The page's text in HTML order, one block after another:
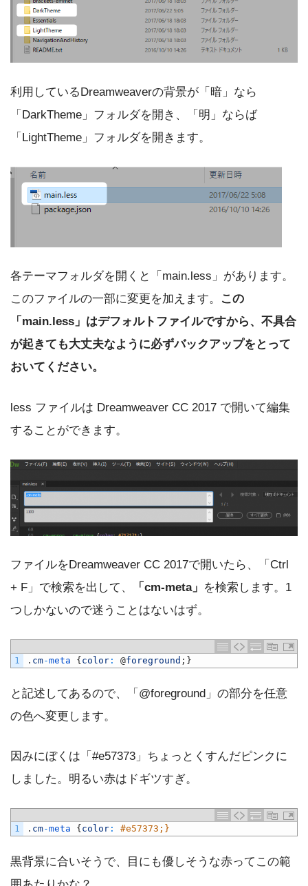
利用しているDreamweaverの背景が「暗」なら
「DarkTheme」フォルダを開き、「明」ならば
「LightTheme」フォルダを開きます。
各テーマフォルダを開くと「main.less」があります。
このファイルの一部に変更を加えます。
この
「main.less」はデフォルトファイルですから、不具合
が起きても大丈夫なように必ずバックアップをとって
おいてください。
less ファイルは Dreamweaver CC 2017 で開いて編集
することができます。
ファイルをDreamweaver CC 2017で開いたら、「Ctrl
+ F」で検索を出して、
「cm-meta」 を検索します。1
つしかないので迷うことはないはず。
1 . cm-meta {color : @foreground ; }
と記述してあるので、「@foreground」の部分を任意
の色へ変更します。
因みにぼくは「#e57373」ちょっとくすんだピンクに
しました。明るい赤はドギツすぎ。
1 . cm-meta { color : #e57373;}
黒背景に合いそうで、目にも優しそうな赤ってこの範